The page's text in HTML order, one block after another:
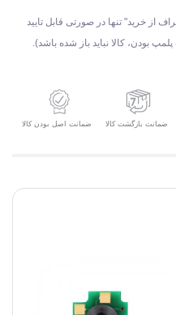
از خرید" تنها در صورتی قابل تایید
بودن، کالا نباید باز شده باشد).
ضمانت بازگشت کالا ضمانت اصل بودن کالا